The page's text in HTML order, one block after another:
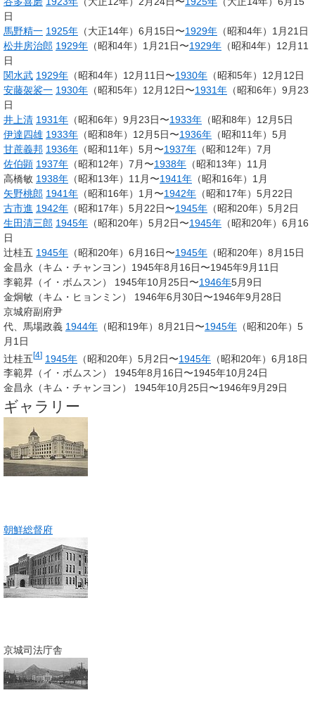
日
馬野精一 1925年 （大正14年）6月15日〜1929年 （昭和4年）1月21日
松井房治郎 1929年 （昭和4年）1月21日〜1929年 （昭和4年）12月11
日
関水武 1929年 （昭和4年）12月11日〜1930年 （昭和5年）12月12日
安藤袈裟一 1930年 （昭和5年）12月12日〜1931年 （昭和6年）9月23
日
井上清 1931年 （昭和6年）9月23日〜1933年 （昭和8年）12月5日
伊達四雄 1933年 （昭和8年）12月5日〜1936年 （昭和11年）5月
甘蔗義邦 1936年 （昭和11年）5月〜1937年 （昭和12年）7月
佐伯顕 1937年 （昭和12年）7月〜1938年 （昭和13年）11月
高橋敏 1938年 （昭和13年）11月〜1941年 （昭和16年）1月
矢野桃郎 1941年 （昭和16年）1月〜1942年 （昭和17年）5月22日
古市進 1942年 （昭和17年）5月22日〜1945年 （昭和20年）5月2日
生田清三郎 1945年 （昭和20年）5月2日〜1945年 （昭和20年）6月16
日
辻桂五 1945年 （昭和20年）6月16日〜1945年 （昭和20年）8月15日
金昌永（キム・チャンヨン）1945年8月16日〜1945年9月11日
李範昇（イ・ボムスン） 1945年10月25日〜1946年5月9日
金炯敏（キム・ヒョンミン） 1946年6月30日〜1946年9月28日
京城府副府尹
代、馬場政義 1944年 （昭和19年）8月21日〜1945年 （昭和20年）5
月1日
辻桂五[4] 1945年 （昭和20年）5月2日〜1945年 （昭和20年）6月18日
李範昇（イ・ボムスン） 1945年8月16日〜1945年10月24日
金昌永（キム・チャンヨン） 1945年10月25日〜1946年9月29日
ギャラリー
朝鮮総督府
京城司法庁舎